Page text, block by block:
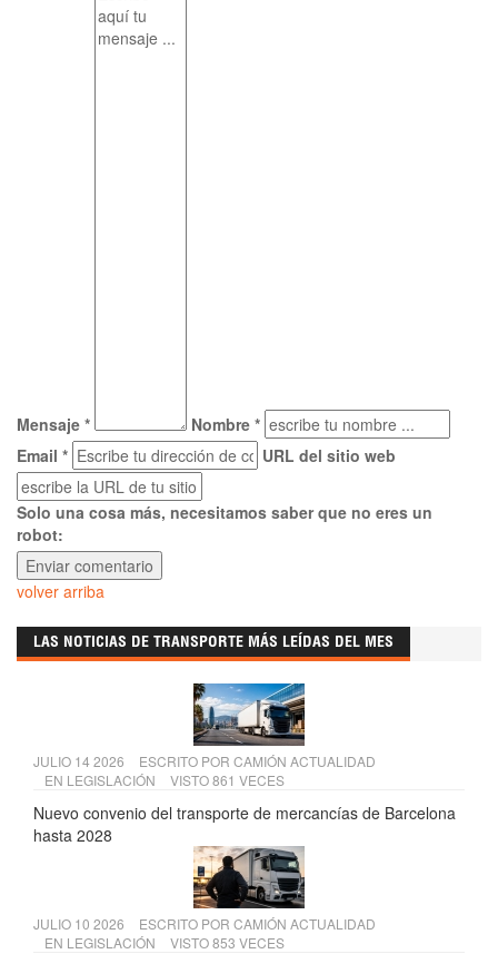
Mensaje *
Nombre *
Email *
URL del sitio web
Solo una cosa más, necesitamos saber que no eres un
robot:
volver arriba
LAS NOTICIAS DE TRANSPORTE MÁS LEÍDAS DEL MES
JULIO 14 2026 ESCRITO POR CAMIÓN ACTUALIDAD
EN LEGISLACIÓN VISTO 861 VECES
Nuevo convenio del transporte de mercancías de Barcelona
hasta 2028
JULIO 10 2026 ESCRITO POR CAMIÓN ACTUALIDAD
EN LEGISLACIÓN VISTO 853 VECES